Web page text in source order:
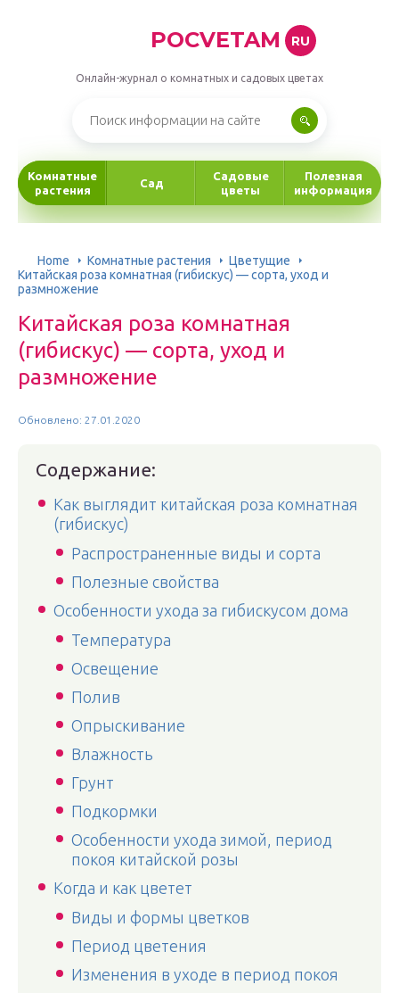
POCVETAM RU
Онлайн-журнал о комнатных и садовых цветах
Комнатные
растения
Сад
Садовые
цветы
Полезная
информация
Home Комнатные растения
Цветущие
Китайская роза комнатная (гибискус) — сорта, уход и
размножение
Китайская роза комнатная
(гибискус) — сорта, уход и
размножение
Обновлено: 27.01.2020
Содержание:
Как выглядит китайская роза комнатная
(гибискус)
Распространенные виды и сорта
Полезные свойства
Особенности ухода за гибискусом дома
Температура
Освещение
Полив
Опрыскивание
Влажность
Грунт
Подкормки
Особенности ухода зимой, период
покоя китайской розы
Когда и как цветет
Виды и формы цветков
Период цветения
Изменения в уходе в период покоя